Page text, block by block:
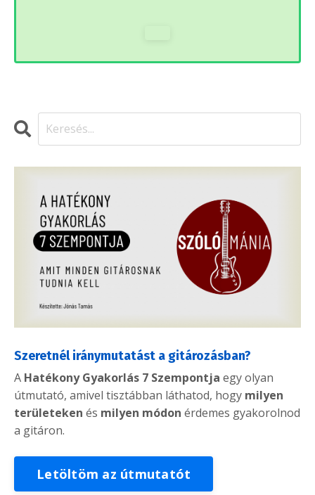
Szeretnél iránymutatást a gitározásban?
A Hatékony Gyakorlás 7 Szempontja egy olyan
útmutató, amivel tisztábban láthatod, hogy milyen
területeken és milyen módon érdemes gyakorolnod
a gitáron.
Letöltöm az útmutatót